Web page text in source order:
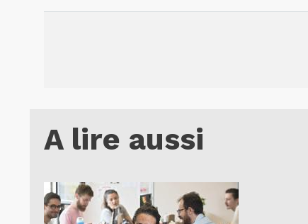
A lire aussi